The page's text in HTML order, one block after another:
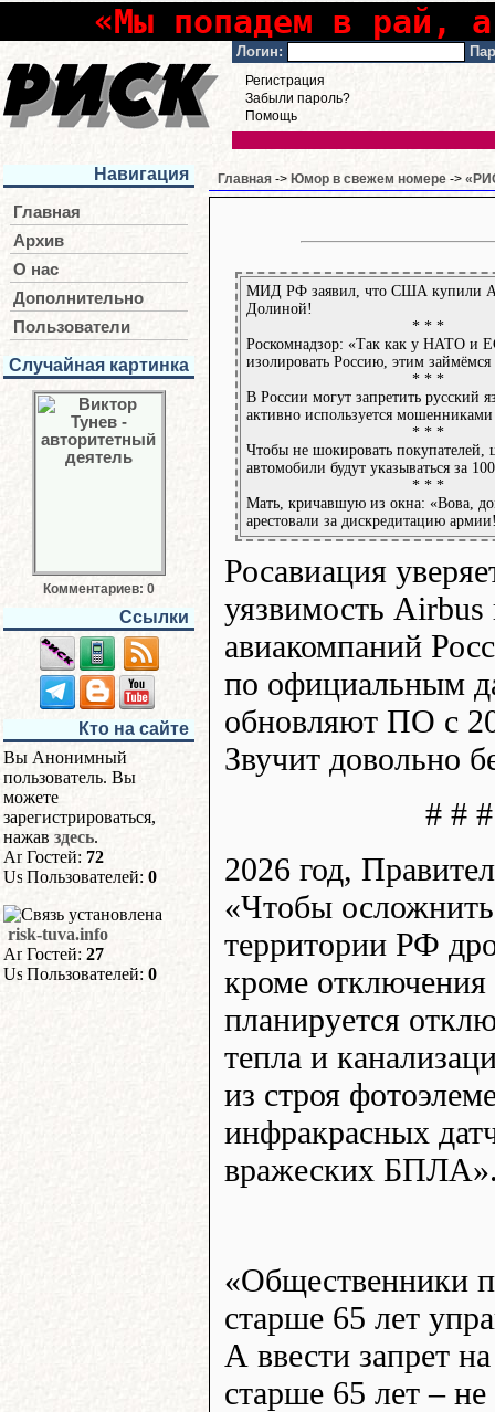
«Мы попадем в рай,
Логин:
Регистрация
Забыли пароль?
Помощь
Навигация
Главная
Архив
О нас
Дополнительно
Пользователи
Случайная картинка
Комментариев: 0
Ссылки
Кто на сайте
Вы Анонимный
пользователь. Вы
можете
зарегистрироваться,
нажав здесь.
Гостей: 72
Пользователей: 0
risk-tuva.info
Гостей: 27
Пользователей: 0
Главная -> Юмор в свежем номере ->
МИД РФ заявил, что США купили
Долиной!
* * *
Роскомнадзор: «Так как у НАТО и
изолировать Россию, этим
* * *
В России могут запретить русский
активно используется
* * *
Чтобы не шокировать покупателей,
автомобили будут указываться за
* * *
Мать, кричавшую из окна: «Вова,
арестовали за дискредитацию
Росавиация
уязвимость Airbus
авиакомпаний
по официальным
обновляют ПО с
Звучит довольно
# # #
2026 год,
«Чтобы
территории РФ
кроме отключения
планируется
тепла и
из строя
инфракрасных
вражеских
«Общественники
старше 65 лет
А ввести запрет
старше 65 лет –